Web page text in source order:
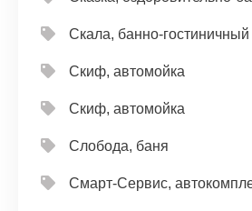
Скала, банно-гостиничный
Скиф, автомойка
Скиф, автомойка
Слобода, баня
Смарт-Сервис,